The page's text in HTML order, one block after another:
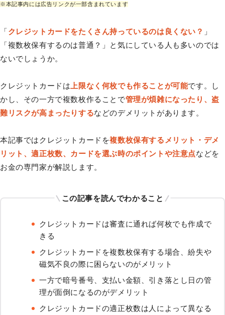
※本記事内には広告リンクが一部含まれています
「クレジットカードをたくさん持っているのは良くない？ 」
「複数枚保有するのは普通？」と気にしている人も多いのでは
ないでしょうか。
クレジットカードは 上限なく何枚でも作ることが可能です。し
かし、その一方で複数枚作ることで管理が煩雑になったり、盗
難リスクが高まったりするなどのデメリットがあります。
本記事ではクレジットカードを複数枚保有するメリット・デメ
リット、適正枚数、カードを選ぶ時のポイントや注意点などを
お金の専門家が解説します。
この記事を読んでわかること
クレジットカードは審査に通れば何枚でも作成で
きる
クレジットカードを複数枚保有する場合、紛失や
磁気不良の際に困らないのがメリット
一方で暗号番号、支払い金額、引き落とし日の管
理が面倒になるのがデメリット
クレジットカードの適正枚数は人によって異なる